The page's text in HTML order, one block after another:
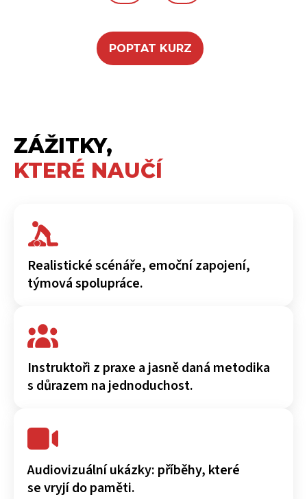
POPTAT KURZ
ZÁŽITKY,
KTERÉ NAUČÍ
Realistické scénáře, emoční zapojení,
týmová spolupráce.
Instruktoři z praxe a jasně daná metodika
s důrazem na jednoduchost.
Audiovizuální ukázky: příběhy, které
se vryjí do paměti.